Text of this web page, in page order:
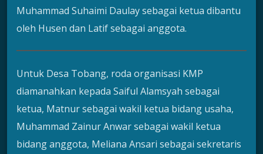
Muhammad Suhaimi Daulay sebagai ketua dibantu
oleh Husen dan Latif sebagai anggota.
Untuk Desa Tobang, roda organisasi KMP
diamanahkan kepada Saiful Alamsyah sebagai
ketua, Matnur sebagai wakil ketua bidang usaha,
Muhammad Zainur Anwar sebagai wakil ketua
bidang anggota, Meliana Ansari sebagai sekretaris